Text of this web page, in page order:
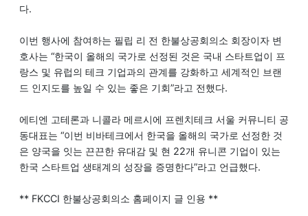
다.
이번 행사에 참여하는 필립 리 전 한불상공회의소 회장이자 변
호사는 “한국이 올해의 국가로 선정된 것은 국내 스타트업이 프
랑스 및 유럽의 테크 기업과의 관계를 강화하고 세계적인 브랜
드 인지도를 높일 수 있는 좋은 기회”라고 전했다.
에티엔 고테론과 니콜라 메르시에 프렌치테크 서울 커뮤니티 공
동대표는 “이번 비바테크에서 한국을 올해의 국가로 선정한 것
은 양국을 잇는 끈끈한 유대감 및 현 22개 유니콘 기업이 있는
한국 스타트업 생태계의 성장을 증명한다”라고 언급했다.
** FKCCI 한불상공회의소 홈페이지 글 인용 **